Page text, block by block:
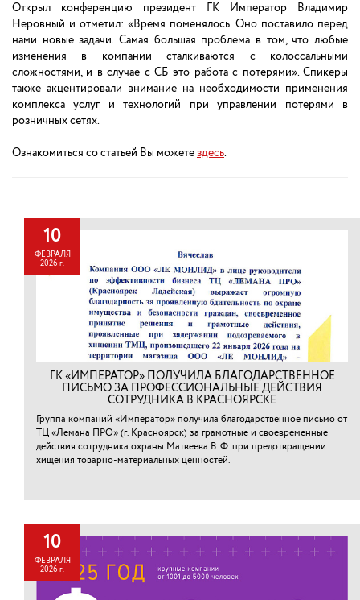
Открыл конференцию президент ГК Император Владимир
Неровный и отметил: «Время поменялось. Оно поставило перед
нами новые задачи. Самая большая проблема в том, что любые
изменения в компании сталкиваются с колоссальными
сложностями, и в случае с СБ это работа с потерями». Спикеры
также акцентировали внимание на необходимости применения
комплекса услуг и технологий при управлении потерями в
розничных сетях.
Ознакомиться со статьей Вы можетездесь.
10
ФЕВРАЛЯ
2026 г.
ГК «ИМПЕРАТОР» ПОЛУЧИЛА БЛАГОДАРСТВЕННОЕ
ПИСЬМО ЗА ПРОФЕССИОНАЛЬНЫЕ ДЕЙСТВИЯ
СОТРУДНИКА В КРАСНОЯРСКЕ
Группа компаний «Император» получила благодарственное письмо от
ТЦ «Лемана ПРО» (г. Красноярск) за грамотные и своевременные
действия сотрудника охраны Матвеева В. Ф. при предотвращении
хищения товарно-материальных ценностей.⁠
10
ФЕВРАЛЯ
2026 г.